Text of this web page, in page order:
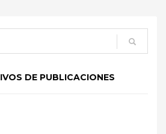
DE PUBLICACIONES